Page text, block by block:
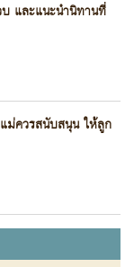
และแนะนำนิทานที่
ม่ควรสนับสนุน ให้ลูก